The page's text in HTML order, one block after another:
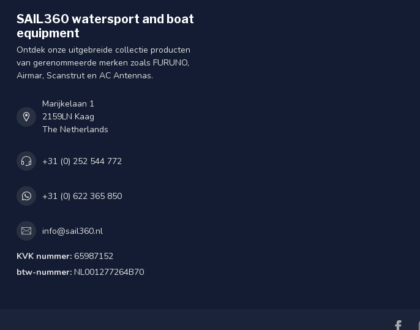
SAIL360 watersport and boat
equipment
Ontdek onze uitgebreide collectie producten
van gerenommeerde merken zoals FURUNO,
Airmar, Scanstrut en AC Antennas.
Marijkelaan 1
2159LN Kaag
The Netherlands
+31 (0) 252 544 772
+31 (0) 622 365 850
info@sail360.nl
KVK nummer: 65987152
btw-nummer: NL001277264B70